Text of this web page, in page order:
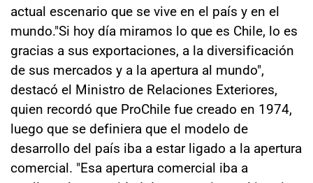
actual escenario que se vive en el país y en el
mundo."Si hoy día miramos lo que es Chile, lo es
gracias a sus exportaciones, a la diversificación
de sus mercados y a la apertura al mundo",
destacó el Ministro de Relaciones Exteriores,
quien recordó que ProChile fue creado en 1974,
luego que se definiera que el modelo de
desarrollo del país iba a estar ligado a la apertura
comercial. "Esa apertura comercial iba a